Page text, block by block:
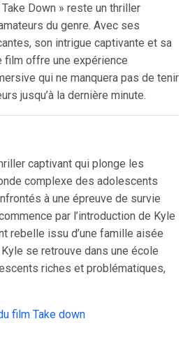
Down » reste un thriller
du genre. Avec ses
son intrigue captivante et sa
film offre une expérience
qui ne manquera pas de tenir
jusqu’à la dernière minute.
captivant qui plonge les
complexe des adolescents
à une épreuve de survie
par l’introduction de Kyle
rebelle issu d’une famille aisée
se retrouve dans une école
riches et problématiques,
film Take down